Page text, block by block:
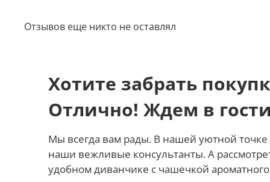
Три камеры по 50 Мп
любых условиях. Телевик с 2,5-кратным
расстоянии 10 см обеспечат детализированные
Защита IP68
Не бойтесь непогоды или случайных
так и погружение в воду. Это делает смартфон
приключений, не жертвуя при этом своей
Отзывов еще никто не оставлял
Хотите забрать
Отлично! Ждем в гости
Мы всегда вам рады. В нашей уютной точке
наши вежливые консультанты. А
удобном диванчике с чашечкой